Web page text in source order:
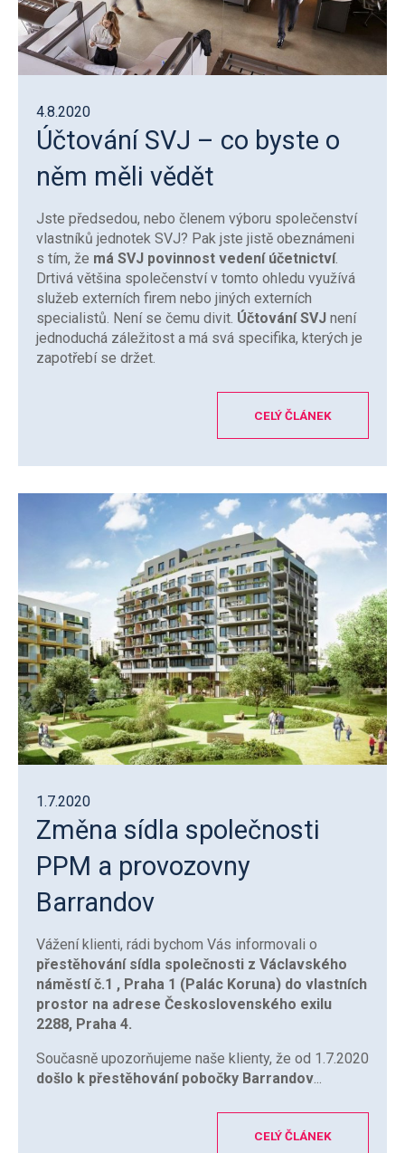
4.8.2020
Účtování SVJ – co byste o
něm měli vědět
Jste předsedou, nebo členem výboru společenství
vlastníků jednotek SVJ? Pak jste jistě obeznámeni
s tím, že má SVJ povinnost vedení účetnictví.
Drtivá většina společenství v tomto ohledu využívá
služeb externích firem nebo jiných externích
specialistů. Není se čemu divit. Účtování SVJ není
jednoduchá záležitost a má svá specifika, kterých je
zapotřebí se držet.
CELÝ ČLÁNEK
1.7.2020
Změna sídla společnosti
PPM a provozovny
Barrandov
Vážení klienti, rádi bychom Vás informovali o
přestěhování sídla společnosti z Václavského
náměstí č.1 , Praha 1 (Palác Koruna) do vlastních
prostor na adrese Československého exilu
2288, Praha 4.
Současně upozorňujeme naše klienty, že od 1.7.2020
došlo k přestěhování pobočky Barrandov
CELÝ ČLÁNEK